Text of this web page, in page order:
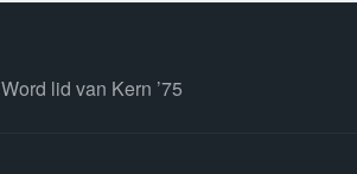
Word lid van Kern ’75